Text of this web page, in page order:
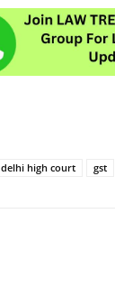
delhi high court gst